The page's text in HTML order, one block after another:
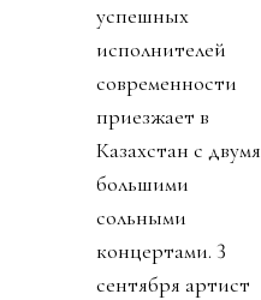
успешных
исполнителей
современности
приезжает в
Казахстан с двумя
большими
сольными
концертами. 3
сентября артист